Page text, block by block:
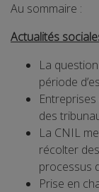
Au sommaire :
Actualités
La
période
des
La CNIL
récolter
processus
Prise en